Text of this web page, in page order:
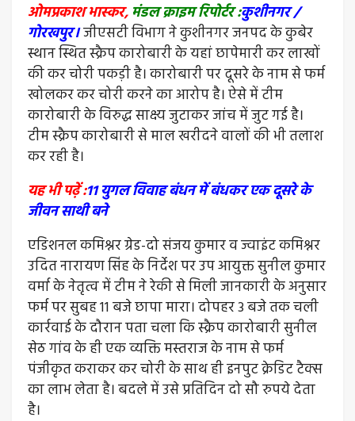
ओमप्रकाश भास्कर, मंडल क्राइम रिपोर्टर :कुशीनगर /
गोरखपुर।जीएसटी विभाग ने कुशीनगर जनपद के कुबेर
स्थान स्थित स्क्रैप कारोबारी के यहां छापेमारी कर लाखों
की कर चोरी पकड़ी है। कारोबारी पर दूसरे के नाम से फर्म
खोलकर कर चोरी करने का आरोप है। ऐसे में टीम
कारोबारी के विरुद्ध साक्ष्य जुटाकर जांच में जुट गई है।
टीम स्क्रैप कारोबारी से माल खरीदने वालों की भी तलाश
कर रही है।
यह भी पढ़ें :11 युगल विवाह बंधन में बंधकर एक दूसरे के
जीवन साथी बने
एडिशनल कमिश्नर ग्रेड-दो संजय कुमार व ज्वाइंट कमिश्नर
उदित नारायण सिंह के निर्देश पर उप आयुक्त सुनील कुमार
वर्मा के नेतृत्व में टीम ने रेकी से मिली जानकारी के अनुसार
फर्म पर सुबह 11 बजे छापा मारा। दोपहर 3 बजे तक चली
कार्रवाई के दौरान पता चला कि स्क्रैप कारोबारी सुनील
सेठ गांव के ही एक व्यक्ति मस्तराज के नाम से फर्म
पंजीकृत कराकर कर चोरी के साथ ही इनपुट क्रेडिट टैक्स
का लाभ लेता है। बदले में उसे प्रतिदिन दो सौ रुपये देता
है।